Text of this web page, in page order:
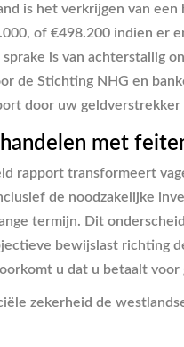
is het verkrijgen van
of €498.200 indien er
is van achterstallig
de Stichting NHG en
door uw
met
rapport transformeert
de noodzakelijke
termijn. Dit
bewijslast richting
u dat u betaalt
zekerheid de